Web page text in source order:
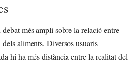
més ampli sobre la relació entre
aliments. Diversos usuaris
hi ha més distància entre la realitat del